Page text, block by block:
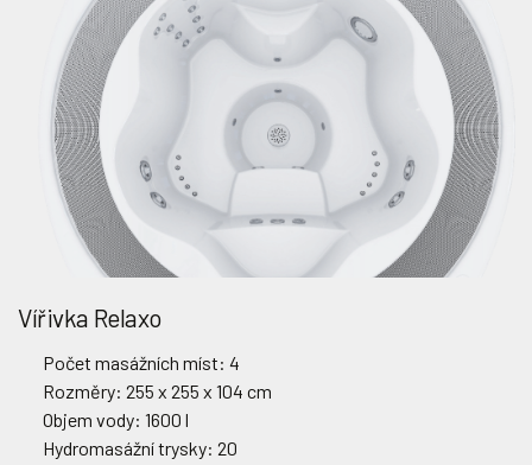
Vířivka Relaxo
Počet masážních míst: 4
Rozměry: 255 x 255 x 104 cm
Objem vody: 1600 l
Hydromasážní trysky: 20